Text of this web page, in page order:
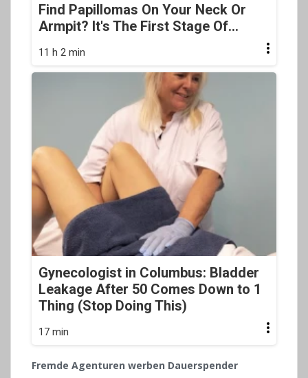
Find Papillomas On Your Neck Or
Armpit? It's The First Stage Of...
11 h 2 min
Gynecologist in Columbus: Bladder
Leakage After 50 Comes Down to 1
Thing (Stop Doing This)
17 min
Fremde Agenturen werben Dauerspender